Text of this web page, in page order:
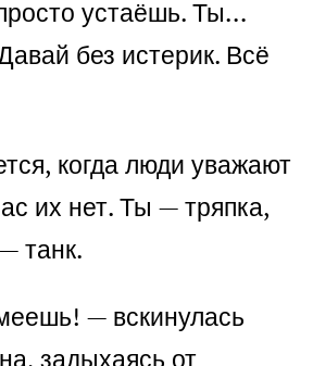
устаёшь. Ты…
без истерик. Всё
когда люди уважают
их нет. Ты — тряпка,
танк.
— вскинулась
задыхаясь от